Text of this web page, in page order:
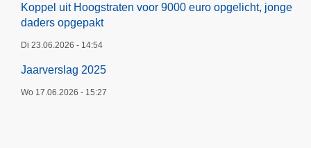
Koppel uit Hoogstraten voor 9000 euro opgelicht, jonge
daders opgepakt
Di 23.06.2026 - 14:54
Jaarverslag 2025
Wo 17.06.2026 - 15:27